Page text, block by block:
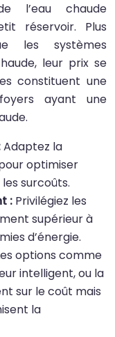
l’eau chaude
réservoir. Plus
les systèmes
leur prix se
constituent une
ayant une
Adaptez la
optimiser
surcoûts.
: Privilégiez les
supérieur à
d’énergie.
options comme
intelligent, ou la
sur le coût mais
la